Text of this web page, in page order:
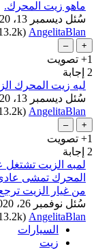
ماهو زيت المحرك.
سُئل ديسمبر 13، 2020
AngelitaBlan
(
+1 تصويت
2 إجابة
ليه زيت المحرك
سُئل ديسمبر 13، 2020
AngelitaBlan
(
+1 تصويت
2 إجابة
من غيار الزيت
سُئل نوفمبر 26، 2020
AngelitaBlan
(
السيارات
زيت
...